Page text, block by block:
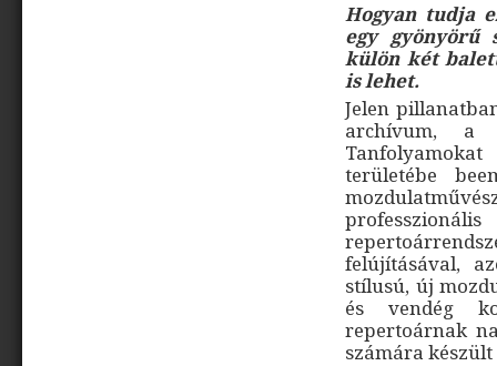
Hogyan tudja
egy gyönyörű
külön két
is lehet.
Jelen
archívum, a
területébe
felújításával,
stílusú, új
és vendég
repertoárnak
számára